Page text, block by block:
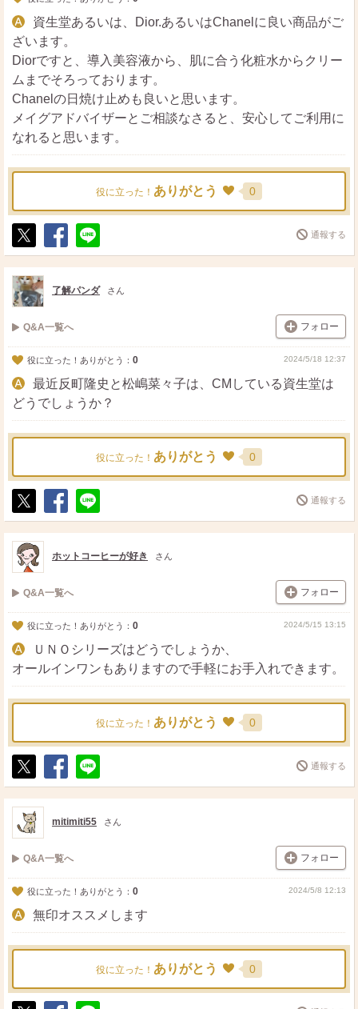
資生堂あるいは、Dior.あるいはChanelに良い商品がご
ざいます。
Diorですと、導入美容液から、肌に合う化粧水からクリー
ムまでそろっております。
Chanelの日焼け止めも良いと思います。
メイグアドバイザーとご相談なさると、安心してご利用に
なれると思います。
役に立った！ ありがとう 0
ポ
ス
ト
シ
ェ
送
る
通報する
了解パンダ さん
Q&A一覧へ フォロー
役に立った！ありがとう： 0 2024/5/18 12:37
最近反町隆史と松嶋菜々子は、CMしている資生堂は
どうでしょうか？
役に立った！ ありがとう 0
ポ
ス
ト
シ
ェ
送
る
通報する
ホットコーヒーが好き さん
Q&A一覧へ フォロー
役に立った！ありがとう： 0 2024/5/15 13:15
ＵＮＯシリーズはどうでしょうか、
オールインワンもありますので手軽にお手入れできます。
役に立った！ ありがとう 0
ポ
ス
ト
シ
ェ
送
る
通報する
mitimiti55 さん
Q&A一覧へ フォロー
役に立った！ありがとう： 0 2024/5/8 12:13
無印オススメします
役に立った！ ありがとう 0